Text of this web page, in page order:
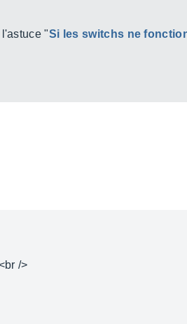
"Si les switchs ne
/>